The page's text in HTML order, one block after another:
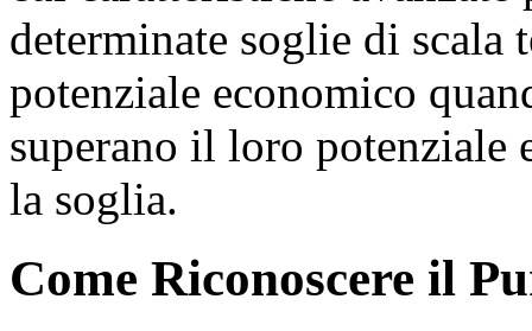
determinate soglie di
potenziale economico
superano il loro potenziale
la soglia.
Come Riconoscere il